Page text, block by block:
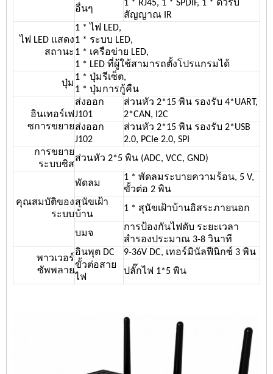
อื่นๆ
1 * RJ45, 1 * SPDIF, 1 * ตัวรับ
สัญญาณ IR
ไฟ LED แสดง
สถานะ
1 * ไฟ LED,
1 * ระบบ LED,
1 * เครือข่าย LED,
1 * LED ที่ผู้ใช้สามารถตั้งโปรแกรมได้
ปุ่ม
1 * ปุ่มรีเซ็ต,
1 * ปุ่มการกู้คืน
อินเทอร์เฟ
ซการขยาย
ส่งออก
J101
ส่วนหัว 2*15 พิน รองรับ 4*UART,
2*CAN, I2C
ส่งออก
J102
ส่วนหัว 2*15 พิน รองรับ 2*USB
2.0, PCIe 2.0, SPI
การขยาย
ระบบซิส
ส่วนหัว 2*5 พิน (ADC, VCC, GND)
คุณสมบัติของ
ระบบ
พัดลม
1 * พัดลมระบายความร้อน, 5 V,
ขั้วต่อ 2 พิน
สุนัขเฝ้า
บ้าน
1 * สุนัขเฝ้าบ้านอิสระภายนอก
บมจ
การป้องกันไฟดับ ระยะเวลา
สำรองประมาณ 3-8 วินาที
พาวเวอร์
ซัพพลาย
อินพุต DC
9-36V DC, เทอร์มินัลฟีนิกซ์ 3 พิน
ขั้วต่อสาย
ไฟ
ปลั๊กไฟ 1*5 พิน